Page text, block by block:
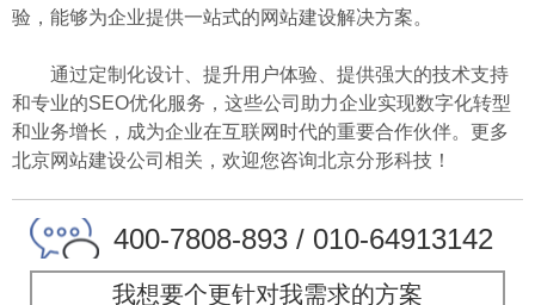
验，能够为企业提供一站式的网站建设解决方案。
通过定制化设计、提升用户体验、提供强大的技术支持
和专业的SEO优化服务，这些公司助力企业实现数字化转型
和业务增长，成为企业在互联网时代的重要合作伙伴。更多
北京网站建设公司相关，欢迎您咨询北京分形科技！
400-7808-893 / 010-64913142
我想要个更针对我需求的方案